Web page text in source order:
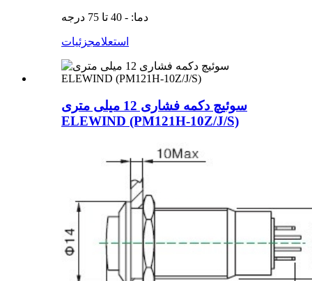
دما: - 40 تا 75 درجه
استعلامجزئیات
سوئیچ دکمه فشاری 12 میلی متری
ELEWIND (PM121H-10Z/J/S)